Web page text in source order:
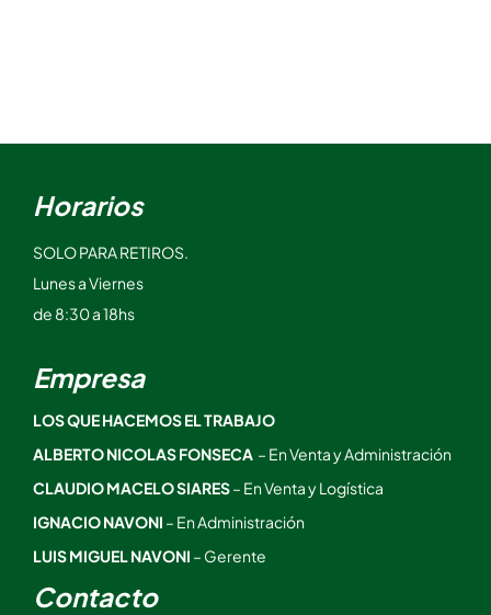
Horarios
SOLO PARA RETIROS.
Lunes a Viernes
de 8:30 a 18hs
Empresa
LOS QUE HACEMOS EL TRABAJO
ALBERTO NICOLAS FONSECA – En Venta y Administración
CLAUDIO MACELO SIARES– En Venta y Logística
IGNACIO NAVONI – En Administración
LUIS MIGUEL NAVONI – Gerente
Contacto